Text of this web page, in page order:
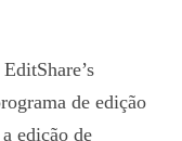
de edição
edição de